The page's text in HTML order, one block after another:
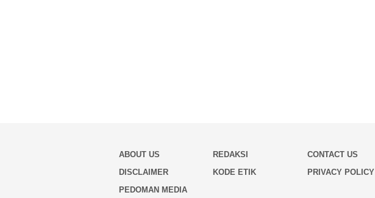
ABOUT US REDAKSI
CONTACT US
DISCLAIMER
KODE ETIK
PRIVACY POLICY
PEDOMAN MEDIA